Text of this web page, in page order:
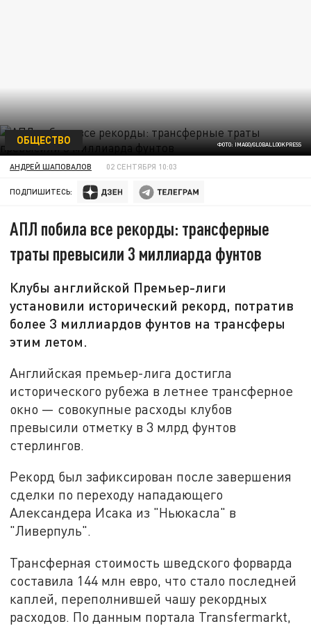
ФОТО: IMAGO/GLOBALLOOKPRESS
ОБЩЕСТВО
АНДРЕЙ ШАПОВАЛОВ 02 СЕНТЯБРЯ 10:03
ПОДПИШИТЕСЬ:
АПЛ побила все рекорды: трансферные
траты превысили 3 миллиарда фунтов
Клубы английской Премьер-лиги
установили исторический рекорд, потратив
более 3 миллиардов фунтов на трансферы
этим летом.
Английская премьер-лига достигла
исторического рубежа в летнее трансферное
окно — совокупные расходы клубов
превысили отметку в 3 млрд фунтов
стерлингов.
Рекорд был зафиксирован после завершения
сделки по переходу нападающего
Александера Исака из "Ньюкасла" в
"Ливерпуль".
Трансферная стоимость шведского форварда
составила 144 млн евро, что стало последней
каплей, переполнившей чашу рекордных
расходов. По данным портала Transfermarkt,